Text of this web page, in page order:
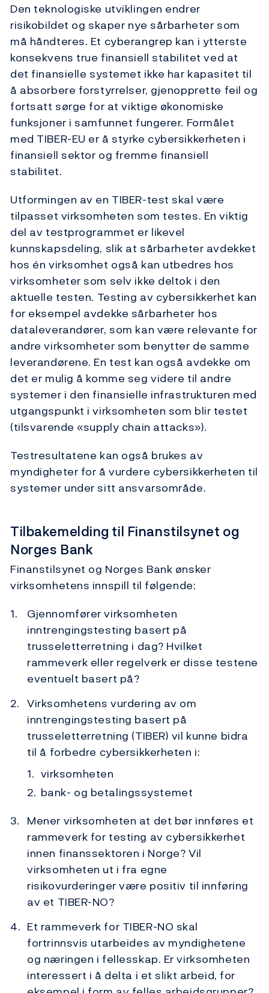
Den teknologiske utviklingen endrer
risikobildet og skaper nye sårbarheter som
må håndteres. Et cyberangrep kan i ytterste
konsekvens true finansiell stabilitet ved at
det finansielle systemet ikke har kapasitet til
å absorbere forstyrrelser, gjenopprette feil og
fortsatt sørge for at viktige økonomiske
funksjoner i samfunnet fungerer. Formålet
med TIBER-EU er å styrke cybersikkerheten i
finansiell sektor og fremme finansiell
stabilitet.
Utformingen av en TIBER-test skal være
tilpasset virksomheten som testes. En viktig
del av testprogrammet er likevel
kunnskapsdeling, slik at sårbarheter avdekket
hos én virksomhet også kan utbedres hos
virksomheter som selv ikke deltok i den
aktuelle testen. Testing av cybersikkerhet kan
for eksempel avdekke sårbarheter hos
dataleverandører, som kan være relevante for
andre virksomheter som benytter de samme
leverandørene. En test kan også avdekke om
det er mulig å komme seg videre til andre
systemer i den finansielle infrastrukturen med
utgangspunkt i virksomheten som blir testet
(tilsvarende «supply chain attacks»).
Testresultatene kan også brukes av
myndigheter for å vurdere cybersikkerheten til
systemer under sitt ansvarsområde.
Tilbakemelding til Finanstilsynet og
Norges Bank
Finanstilsynet og Norges Bank ønsker
virksomhetens innspill til følgende:
Gjennomfører virksomheten
inntrengingstesting basert på
trusseletterretning i dag? Hvilket
rammeverk eller regelverk er disse testene
eventuelt basert på?
Virksomhetens vurdering av om
inntrengingstesting basert på
trusseletterretning (TIBER) vil kunne bidra
til å forbedre cybersikkerheten i:
virksomheten
bank- og betalingssystemet
Mener virksomheten at det bør innføres et
rammeverk for testing av cybersikkerhet
innen finanssektoren i Norge? Vil
virksomheten ut i fra egne
risikovurderinger være positiv til innføring
av et TIBER-NO?
Et rammeverk for TIBER-NO skal
fortrinnsvis utarbeides av myndighetene
og næringen i fellesskap. Er virksomheten
interessert i å delta i et slikt arbeid, for